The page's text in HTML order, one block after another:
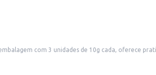
3 unidades de 10g cada, oferece praticidade e